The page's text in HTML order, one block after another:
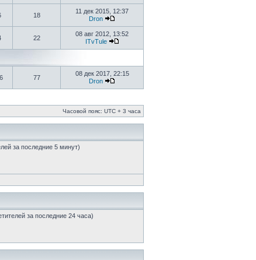
18
11 дек 2015, 12:37
Dron
22
08 авг 2012, 13:52
ITvTule
77
08 дек 2017, 22:15
Dron
Часовой пояс: UTC + 3 часа
за последние 5 минут)
за последние 24 часа)